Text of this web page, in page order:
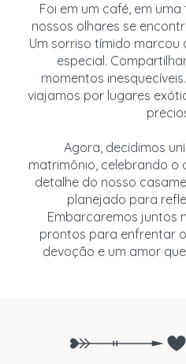
Foi em um café, em
nossos olhares se
Um sorriso tímido marcou
especial.
momentos
viajamos por lugares
Agora, decidimos
matrimônio, celebrando o
detalhe do nosso
planejado para
Embarcaremos juntos
prontos para enfrentar
devoção e um amor